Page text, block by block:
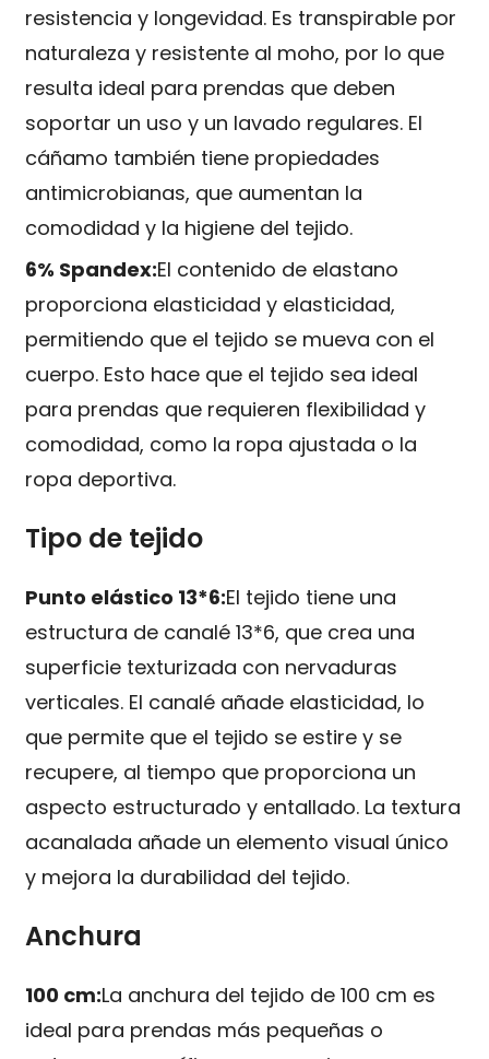
resistencia y longevidad. Es transpirable por
naturaleza y resistente al moho, por lo que
resulta ideal para prendas que deben
soportar un uso y un lavado regulares. El
cáñamo también tiene propiedades
antimicrobianas, que aumentan la
comodidad y la higiene del tejido.
6% Spandex:El contenido de elastano
proporciona elasticidad y elasticidad,
permitiendo que el tejido se mueva con el
cuerpo. Esto hace que el tejido sea ideal
para prendas que requieren flexibilidad y
comodidad, como la ropa ajustada o la
ropa deportiva.
Tipo de tejido
Punto elástico 13*6:El tejido tiene una
estructura de canalé 13*6, que crea una
superficie texturizada con nervaduras
verticales. El canalé añade elasticidad, lo
que permite que el tejido se estire y se
recupere, al tiempo que proporciona un
aspecto estructurado y entallado. La textura
acanalada añade un elemento visual único
y mejora la durabilidad del tejido.
Anchura
100 cm:La anchura del tejido de 100 cm es
ideal para prendas más pequeñas o